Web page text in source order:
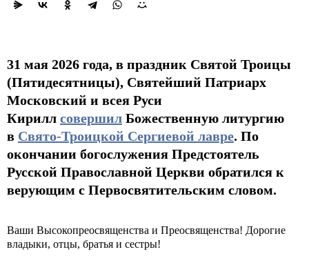
31 мая 2026 года, в праздник Святой Троицы
(Пятидесятницы), Святейший Патриарх
Московский и всея Руси
Кирилл совершил Божественную литургию
в Свято-Троицкой Сергиевой лавре. По
окончании богослужения Предстоятель
Русской Православной Церкви обратился к
верующим с Первосвятительским словом.
Ваши Высокопреосвященства и Преосвященства! Дорогие
владыки, отцы, братья и сестры!